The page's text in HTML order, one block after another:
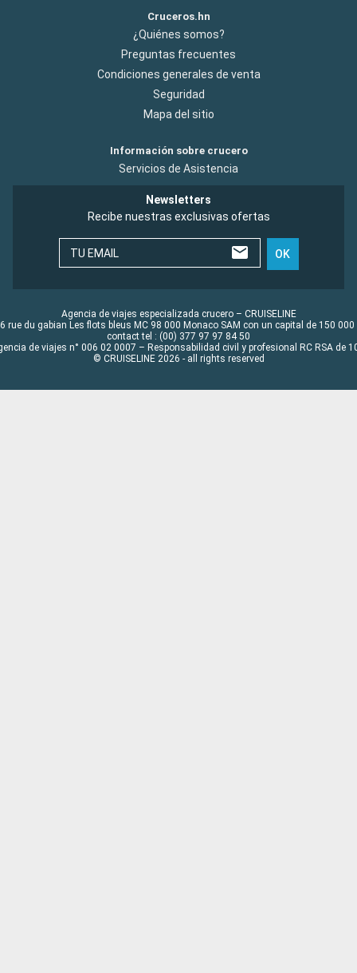
Cruceros.hn
¿Quiénes somos?
Preguntas frecuentes
Condiciones generales de venta
Seguridad
Mapa del sitio
Información sobre crucero
Servicios de Asistencia
Newsletters
Recibe nuestras exclusivas ofertas
TU EMAIL OK
Agencia de viajes especializada crucero – CRUISELINE
rue du gabian Les flots bleus MC 98 000 Monaco SAM con un capital de 150 000
contact tel : (00) 377 97 97 84 50
de viajes n° 006 02 0007 – Responsabilidad civil y profesional RC RSA de
© CRUISELINE 2026 - all rights reserved